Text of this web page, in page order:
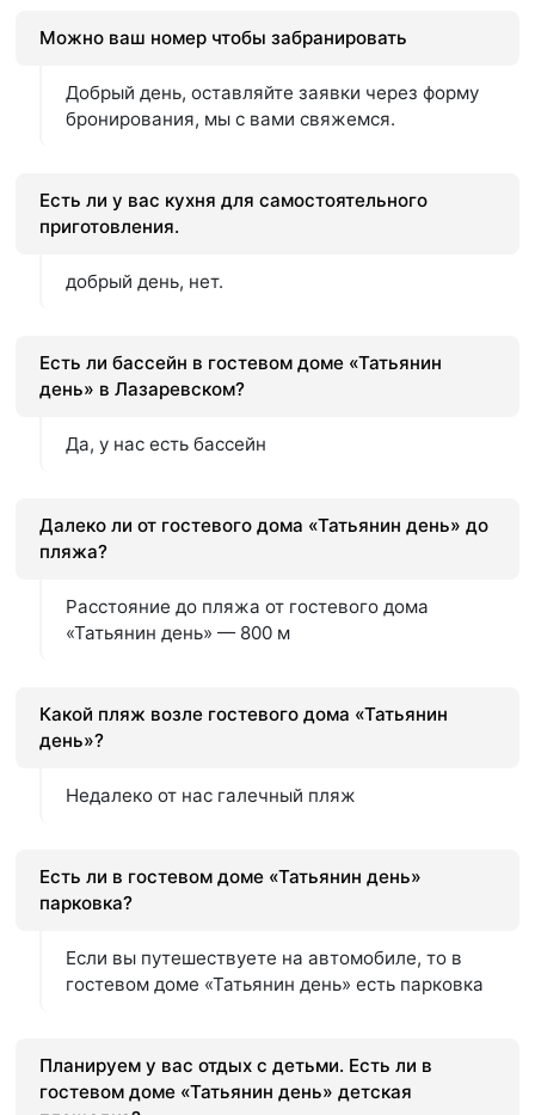
Можно ваш номер чтобы забранировать
Добрый день, оставляйте заявки через форму
бронирования, мы с вами свяжемся.
Есть ли у вас кухня для самостоятельного
приготовления.
добрый день, нет.
Есть ли бассейн в гостевом доме «Татьянин
день» в Лазаревском?
Да, у нас есть бассейн
Далеко ли от гостевого дома «Татьянин день» до
пляжа?
Расстояние до пляжа от гостевого дома
«Татьянин день» — 800 м
Какой пляж возле гостевого дома «Татьянин
день»?
Недалеко от нас галечный пляж
Есть ли в гостевом доме «Татьянин день»
парковка?
Если вы путешествуете на автомобиле, то в
гостевом доме «Татьянин день» есть парковка
Планируем у вас отдых с детьми. Есть ли в
гостевом доме «Татьянин день» детская